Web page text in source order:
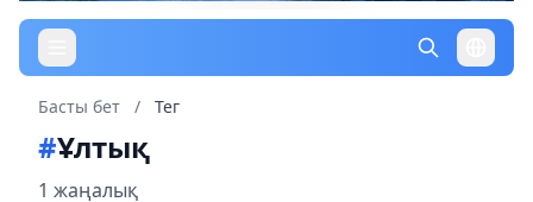
Басты бет / Тег
#Ұлтық
1 жаңалық